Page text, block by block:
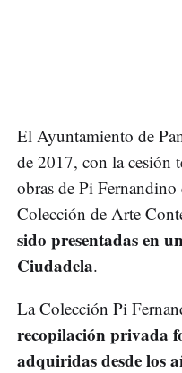
El Ayuntamiento de
de 2017, con la cesión
obras de Pi
Colección de Arte
sido presentadas en
Ciudadela.
La Colección Pi
recopilación privada
adquiridas desde los